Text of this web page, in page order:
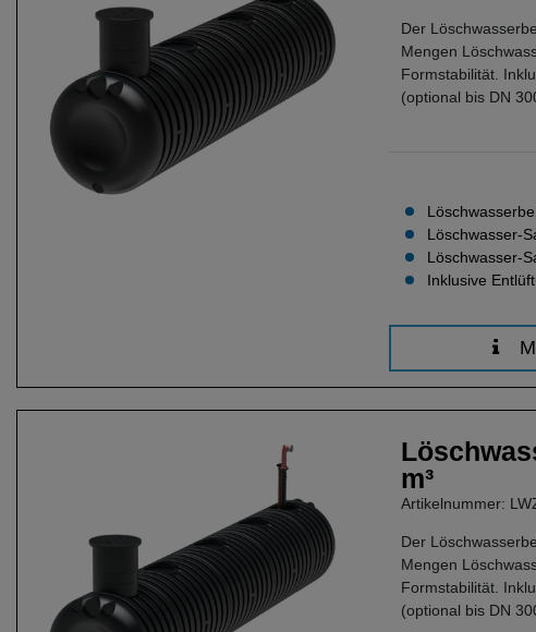
Der
Mengen
Formstabilität.
(optional bis DN
Löschwasser-
Löschwasser-
Inklusive
m³
Artikelnummer:
Der
Mengen
Formstabilität.
(optional bis DN